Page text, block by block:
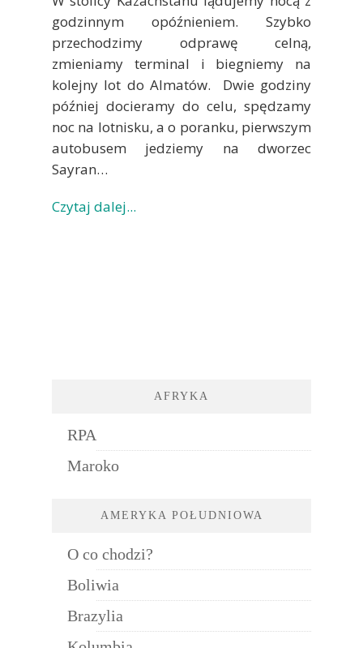
godzinnym opóźnieniem. Szybko
przechodzimy odprawę celną,
zmieniamy terminal i biegniemy na
kolejny lot do Almatów. Dwie godziny
później docieramy do celu, spędzamy
noc na lotnisku, a o poranku, pierwszym
autobusem jedziemy na dworzec
Sayran…
Czytaj dalej...
AFRYKA
RPA
Maroko
AMERYKA POŁUDNIOWA
O co chodzi?
Boliwia
Brazylia